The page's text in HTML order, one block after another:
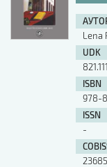
УПУТСТВА
Правилник о
Упутство
Упутство
Изјава о
Изјава о лектури
Изјава о
Упутство за
Уговор са
Lena
UDK
ISBN
978-
ISSN
-